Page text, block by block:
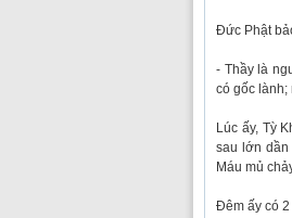
Đức Phật
- Thầy là
có gốc lành;
Lúc ấy, Tỳ
sau lớn dần
Máu mủ
Đêm ấy có